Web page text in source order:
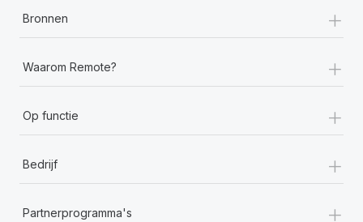
Bronnen +
Waarom Remote? +
Op functie +
Bedrijf +
Partnerprogramma's +